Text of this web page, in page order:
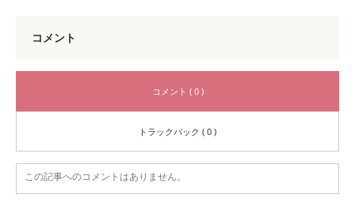
コメント
コメント ( 0 )
トラックバック ( 0 )
この記事へのコメントはありません。